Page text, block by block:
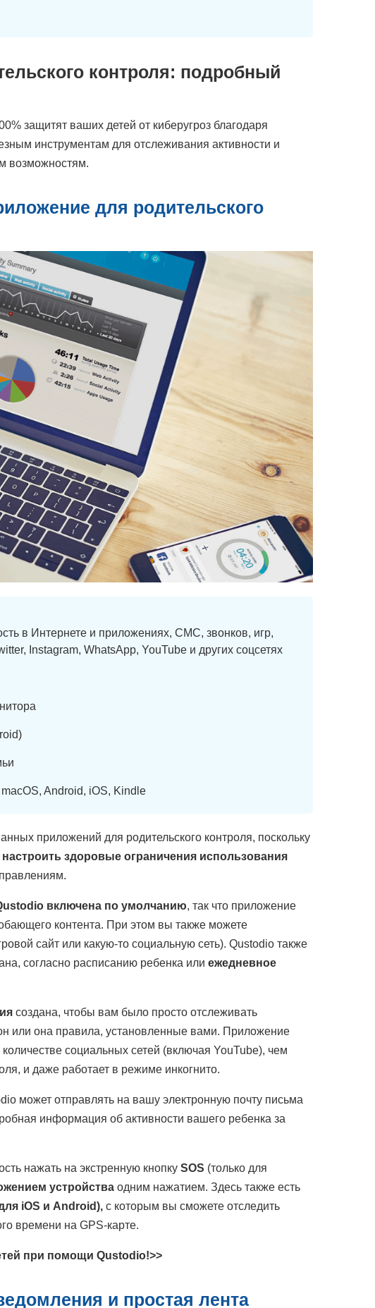
контроля: подробный
защитят ваших детей от киберугроз благодаря
инструментам для отслеживания активности и
возможностям.
для родительского
в Интернете и приложениях, СМС, звонков, игр,
Instagram, WhatsApp, YouTube и других соцсетях
Android, iOS, Kindle
приложений для родительского контроля, поскольку
настроить здоровые ограничения использования
включена по умолчанию, так что приложение
контента. При этом вы также можете
сайт или какую-то социальную сеть). Qustodio также
согласно расписанию ребенка или ежедневное
создана, чтобы вам было просто отслеживать
или она правила, установленные вами. Приложение
социальных сетей (включая YouTube), чем
и даже работает в режиме инкогнито.
может отправлять на вашу электронную почту письма
информация об активности вашего ребенка за
нажать на экстренную кнопку SOS (только для
устройства одним нажатием. Здесь также есть
iOS и Android), с которым вы сможете отследить
времени на GPS-карте.
при помощи Qustodio!>>
и простая лента